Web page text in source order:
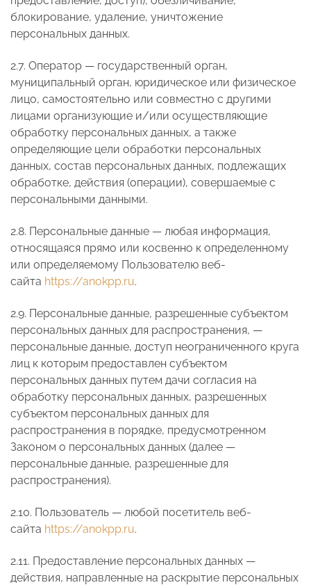
блокирование, удаление, уничтожение
персональных данных.
2.7. Оператор — государственный орган,
муниципальный орган, юридическое или физическое
лицо, самостоятельно или совместно с другими
лицами организующие и/или осуществляющие
обработку персональных данных, а также
определяющие цели обработки персональных
данных, состав персональных данных, подлежащих
обработке, действия (операции), совершаемые с
персональными данными.
2.8. Персональные данные — любая информация,
относящаяся прямо или косвенно к определенному
или определяемому Пользователю веб-
сайта https://anokpp.ru.
2.9. Персональные данные, разрешенные субъектом
персональных данных для распространения, —
персональные данные, доступ неограниченного круга
лиц к которым предоставлен субъектом
персональных данных путем дачи согласия на
обработку персональных данных, разрешенных
субъектом персональных данных для
распространения в порядке, предусмотренном
Законом о персональных данных (далее —
персональные данные, разрешенные для
распространения).
2.10. Пользователь — любой посетитель веб-
сайта https://anokpp.ru.
2.11. Предоставление персональных данных —
действия, направленные на раскрытие персональных